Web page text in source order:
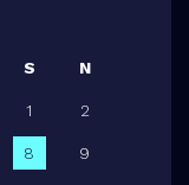
S N
1 2
8 9